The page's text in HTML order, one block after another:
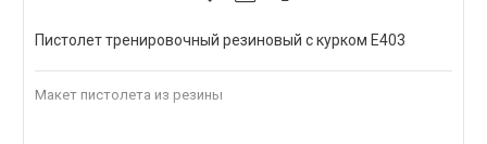
Пистолет тренировочный резиновый с курком E403
Макет пистолета из резины